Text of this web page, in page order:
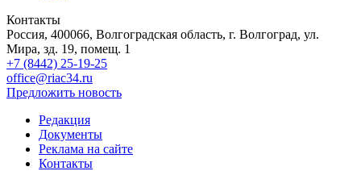
Контакты
Россия, 400066, Волгоградская область, г. Волгоград, ул.
Мира, зд. 19, помещ. 1
+7 (8442) 25-19-25
office@riac34.ru
Предложить новость
Редакция
Документы
Реклама на сайте
Контакты